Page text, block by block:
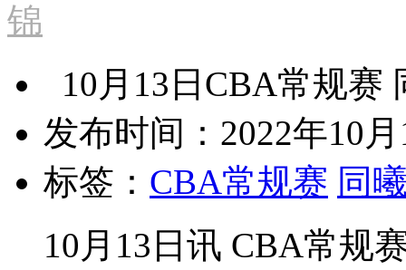
锦
10月13日CBA常规赛
发布时间：2022年10
标签： CBA常规赛 同
10月13日讯 CBA常规